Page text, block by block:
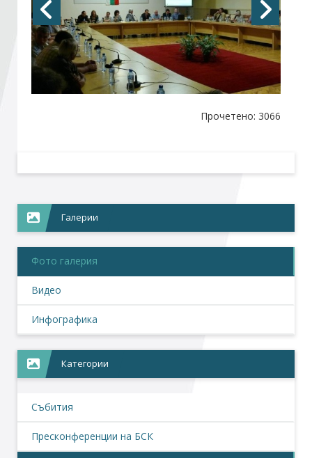
Стани член
Абонирайте се!
Прочетено: 3066
Галерии
Фото галерия
Видео
Инфографика
Категории
Събития
Пресконференции на БСК